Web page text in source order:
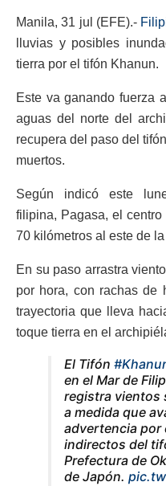
Manila, 31 jul (EFE).-
lluvias y posibles
tierra por el tifón Khanun.
Este va ganando fuerza
aguas del norte del
recupera del paso del
muertos.
Según indicó este
filipina, Pagasa, el
70 kilómetros al este de
En su paso arrastra
por hora, con rachas de
trayectoria que lleva
toque tierra en el
El Tifón
en el Mar de
registra vientos
a medida que
advertencia por
indirectos del
Prefectura de
de Japón.